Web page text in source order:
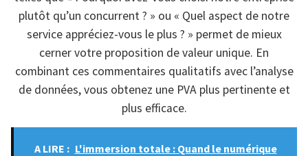
plutôt qu’un concurrent ? » ou « Quel aspect de notre
service appréciez-vous le plus ? » permet de mieux
cerner votre proposition de valeur unique. En
combinant ces commentaires qualitatifs avec l’analyse
de données, vous obtenez une PVA plus pertinente et
plus efficace.
A LIRE : L'immersion totale : Quand le numérique